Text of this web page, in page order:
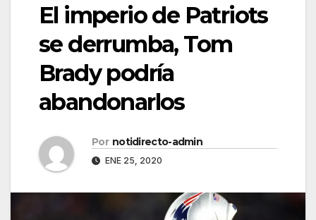
El imperio de Patriots
se derrumba, Tom
Brady podría
abandonarlos
Por notidirecto-admin
ENE 25, 2020